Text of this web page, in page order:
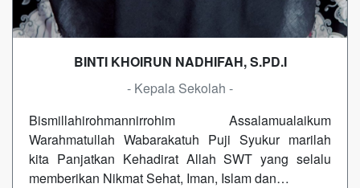
BINTI KHOIRUN NADHIFAH, S.PD.I
- Kepala Sekolah -
Bismillahirohmannirrohim Assalamualaikum
Warahmatullah Wabarakatuh Puji Syukur marilah
kita Panjatkan Kehadirat Allah SWT yang selalu
memberikan Nikmat Sehat, Iman, Islam dan…